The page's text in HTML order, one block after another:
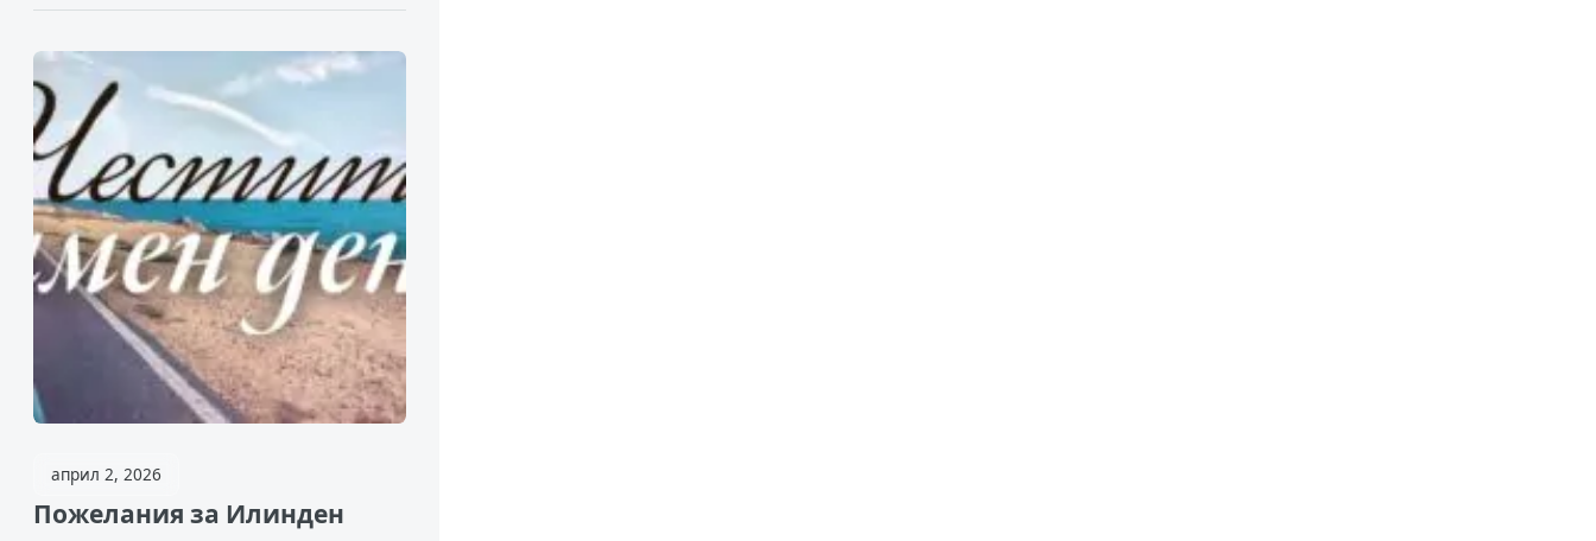
април 2, 2026
Пожелания за Илинден